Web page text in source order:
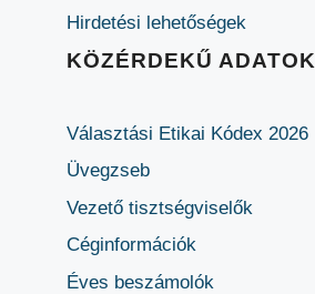
Hirdetési lehetőségek
KÖZÉRDEKŰ ADATOK
Választási Etikai Kódex 2026
Üvegzseb
Vezető tisztségviselők
Céginformációk
Éves beszámolók